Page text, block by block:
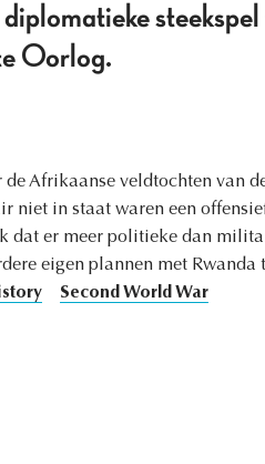
Oorlog.
Afrikaanse veldtochten van
niet in staat waren een
dat er meer politieke dan
eigen plannen met Rwanda
Second World War